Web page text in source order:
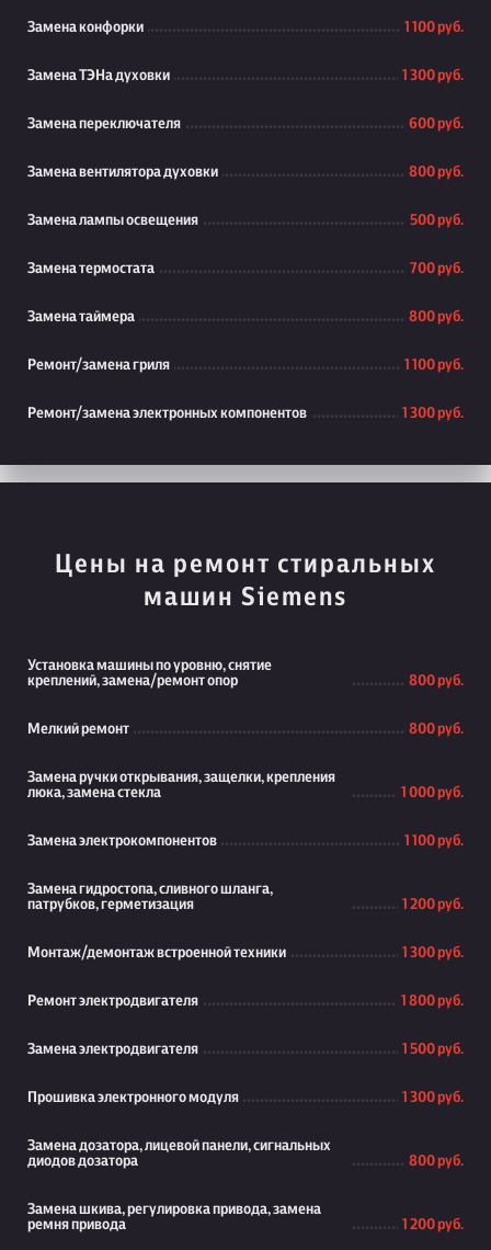
Замена конфорки 1 100 руб.
Замена ТЭНа духовки 1 300 руб.
Замена переключателя 600 руб.
Замена вентилятора духовки 800 руб.
Замена лампы освещения 500 руб.
Замена термостата 700 руб.
Замена таймера 800 руб.
Ремонт/замена гриля 1 100 руб.
Ремонт/замена электронных компонентов 1 300 руб.
Цены на ремонт стиральных
машин Siemens
Установка машины по уровню, снятие
креплений, замена/ремонт опор
800 руб.
Мелкий ремонт 800 руб.
Замена ручки открывания, защелки, крепления
люка, замена стекла
1 000 руб.
Замена электрокомпонентов 1 100 руб.
Замена гидростопа, сливного шланга,
патрубков, герметизация
1 200 руб.
Монтаж/демонтаж встроенной техники 1 300 руб.
Ремонт электродвигателя 1 800 руб.
Замена электродвигателя 1 500 руб.
Прошивка электронного модуля 1 300 руб.
Замена дозатора, лицевой панели, сигнальных
диодов дозатора
800 руб.
Замена шкива, регулировка привода, замена
ремня привода
1 200 руб.